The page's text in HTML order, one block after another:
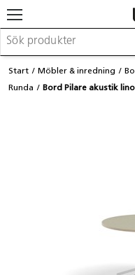
Möbler & inredning
Lekplatsutrustning &
Start Möbler & inredning
Runda
Bord Pilare akustik